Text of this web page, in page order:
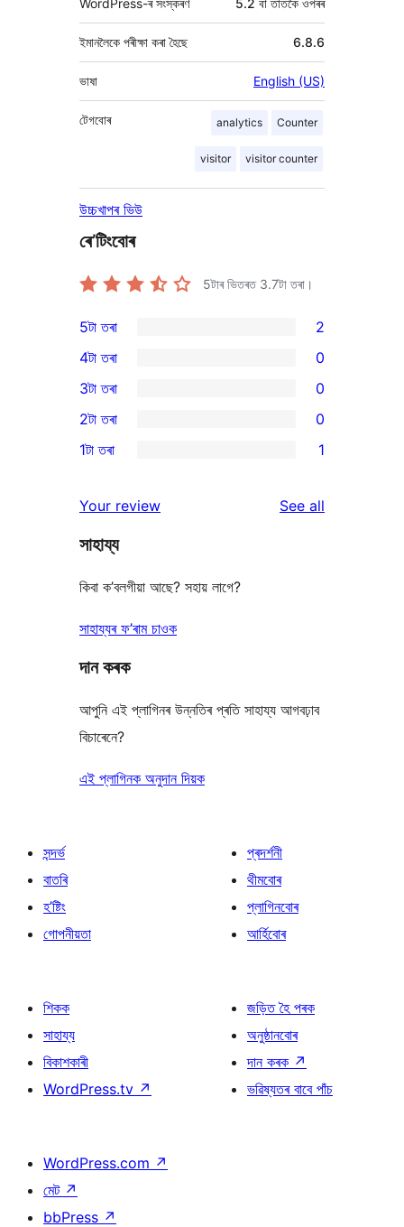
ইমানলৈকে পৰীক্ষা কৰা হৈছে 6.8.6
ভাষা English (US)
analytics Counter
visitor visitor counter
টেগবোৰ
উচ্চখাপৰ ভিউ
ৰে’টিংবোৰ
5টাৰ ভিতৰত 3.7টা তৰা।
2
5-
star
reviews
5টা তৰা 2
4-
star
reviews
4টা তৰা 0
0
3-
star
3টা তৰা 0
2-
reviews
2টা তৰা 0
star
review
1টা তৰা 1
Your review See all
সাহায্য
কিবা ক’বলগীয়া আছে? সহায় লাগে?
সাহায্যৰ ফ’ৰাম চাওক
দান কৰক
আপুনি এই প্লাগিনৰ উন্নতিৰ প্ৰতি সাহায্য আগবঢ়াব
বিচাৰেনে?
এই প্লাগিনক অনুদান দিয়ক
সন্দৰ্ভ
বাতৰি
হ’ষ্টিং
গোপনীয়তা
প্ৰদৰ্শনী
থীমবোৰ
প্লাগিনবোৰ
আৰ্হিবোৰ
শিকক
সাহায্য
বিকাশকাৰী
WordPress.tv ↗
জড়িত হৈ পৰক
অনুষ্ঠানবোৰ
দান কৰক ↗
ভৱিষ্যতৰ বাবে পাঁচ
WordPress.com ↗
মেট ↗
bbPress ↗